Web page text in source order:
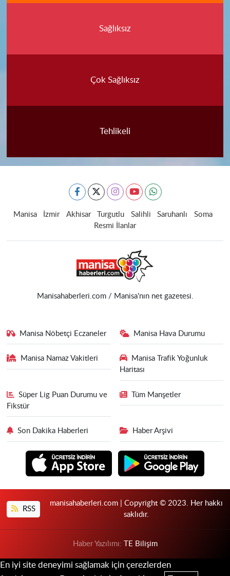
Sağlıksız
Çok Sağlıksız
Tehlikeli
Manisa İzmir Akhisar Turgutlu Salihli Saruhanlı
Soma
Resmi İlanlar
Manisahaberleri.com / Manisa'nın net gazetesi.
Manisa Nöbetçi Eczaneler Manisa Hava Durumu
Manisa Namaz Vakitleri
Manisa Trafik Yoğunluk
Haritası
Süper Lig Puan Durumu ve
Fikstür
Tüm Manşetler
Son Dakika Haberleri Haber Arşivi
RSS
manisahaberleri.com | Copyright © 2023. Her hakkı
saklıdır.
Haber Yazılımı: TE Bilişim
En iyi site deneyimi sağlamak için çerezlerden